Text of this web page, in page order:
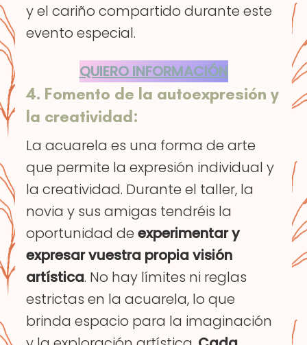
y el cariño compartido durante este
evento especial.
QUIERO INFORMACIÓN
4. Fomento de la autoexpresión y
la creatividad:
La acuarela es una forma de arte
que permite la expresión individual y
la creatividad. Durante el taller, la
novia y sus amigas tendréis la
oportunidad deexperimentar y
expresar vuestra propia visión
artística. No hay límites ni reglas
estrictas en la acuarela, lo que
brinda espacio para la imaginación